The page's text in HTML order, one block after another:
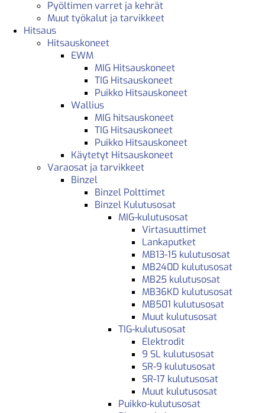
Pyöltimen varret ja kehrät
Muut työkalut ja tarvikkeet
Hitsaus
Hitsauskoneet
EWM
MIG Hitsauskoneet
TIG Hitsauskoneet
Puikko Hitsauskoneet
Wallius
MIG hitsauskoneet
TIG Hitsauskoneet
Puikko Hitsauskoneet
Käytetyt Hitsauskoneet
Varaosat ja tarvikkeet
Binzel
Binzel Polttimet
Binzel Kulutusosat
MIG-kulutusosat
Virtasuuttimet
Lankaputket
MB13-15 kulutusosat
MB240D kulutusosat
MB25 kulutusosat
MB36KD kulutusosat
MB501 kulutusosat
Muut kulutusosat
TIG-kulutusosat
Elektrodit
9 SL kulutusosat
SR-9 kulutusosat
SR-17 kulutusosat
Muut kulutusosat
Puikko-kulutusosat